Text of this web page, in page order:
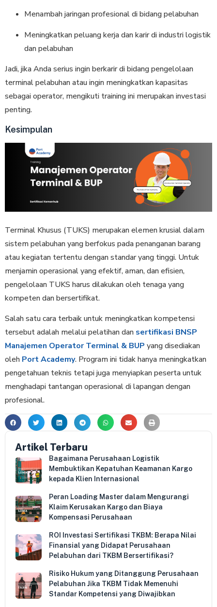
Menambah jaringan profesional di bidang pelabuhan
Meningkatkan peluang kerja dan karir di industri logistik
dan pelabuhan
Jadi, jika Anda serius ingin berkarir di bidang pengelolaan
terminal pelabuhan atau ingin meningkatkan kapasitas
sebagai operator, mengikuti training ini merupakan investasi
penting.
Kesimpulan
Terminal Khusus (TUKS) merupakan elemen krusial dalam
sistem pelabuhan yang berfokus pada penanganan barang
atau kegiatan tertentu dengan standar yang tinggi. Untuk
menjamin operasional yang efektif, aman, dan efisien,
pengelolaan TUKS harus dilakukan oleh tenaga yang
kompeten dan bersertifikat.
Salah satu cara terbaik untuk meningkatkan kompetensi
tersebut adalah melalui pelatihan dan sertifikasi BNSP
Manajemen Operator Terminal & BUP yang disediakan
oleh Port Academy. Program ini tidak hanya meningkatkan
pengetahuan teknis tetapi juga menyiapkan peserta untuk
menghadapi tantangan operasional di lapangan dengan
profesional.
Artikel Terbaru
Bagaimana Perusahaan Logistik
Membuktikan Kepatuhan Keamanan Kargo
kepada Klien Internasional
Peran Loading Master dalam Mengurangi
Klaim Kerusakan Kargo dan Biaya
Kompensasi Perusahaan
ROI Investasi Sertifikasi TKBM: Berapa Nilai
Finansial yang Didapat Perusahaan
Pelabuhan dari TKBM Bersertifikasi?
Risiko Hukum yang Ditanggung Perusahaan
Pelabuhan Jika TKBM Tidak Memenuhi
Standar Kompetensi yang Diwajibkan